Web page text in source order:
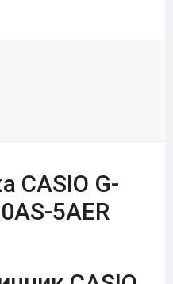
CASIO G-
5AER